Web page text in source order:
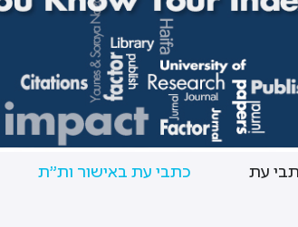
עת כתבי עת באישור ות"ת